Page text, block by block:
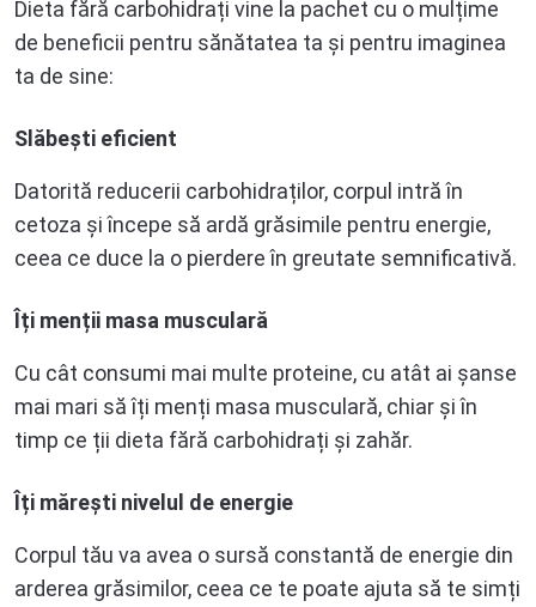
Dieta fără carbohidrați vine la pachet cu o mulțime
de beneficii pentru sănătatea ta și pentru imaginea
ta de sine:
Slăbești eficient
Datorită reducerii carbohidraților, corpul intră în
cetoza și începe să ardă grăsimile pentru energie,
ceea ce duce la o pierdere în greutate semnificativă.
Îți menții masa musculară
Cu cât consumi mai multe proteine, cu atât ai șanse
mai mari să îți menți masa musculară, chiar și în
timp ce ții dieta fără carbohidrați și zahăr.
Îți mărești nivelul de energie
Corpul tău va avea o sursă constantă de energie din
arderea grăsimilor, ceea ce te poate ajuta să te simți